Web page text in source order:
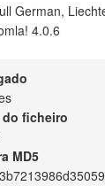
German,
4.0.6
do ficheiro
MD5